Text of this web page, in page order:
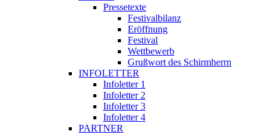
Pressetexte
Festivalbilanz
Eröffnung
Festival
Wettbewerb
Grußwort des Schirmherrn
INFOLETTER
Infoletter 1
Infoletter 2
Infoletter 3
Infoletter 4
PARTNER